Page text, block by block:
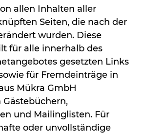
allen Inhalten aller
Seiten, die nach der
wurden. Diese
für alle innerhalb des
gesetzten Links
für Fremdeinträge in
Mükra GmbH
und Mailinglisten. Für
oder unvollständige